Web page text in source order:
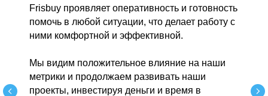
Frisbuy проявляет оперативность и готовность
помочь в любой ситуации, что делает работу с
ними комфортной и эффективной.
Мы видим положительное влияние на наши
метрики и продолжаем развивать наши
проекты, инвестируя деньги и время в